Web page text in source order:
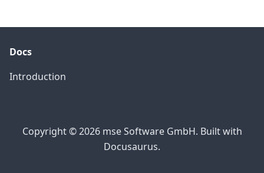
Docs
Introduction
Copyright © 2026 mse Software GmbH. Built with
Docusaurus.